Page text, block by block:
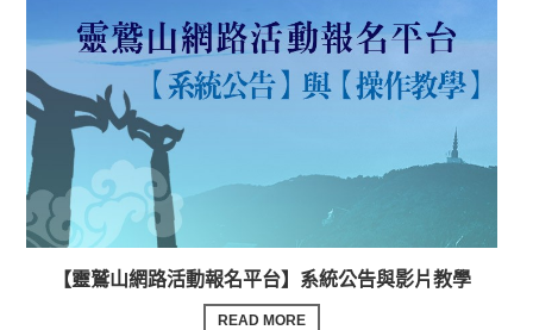
【靈鷲山網路活動報名平台】系統公告與影片教學
READ MORE